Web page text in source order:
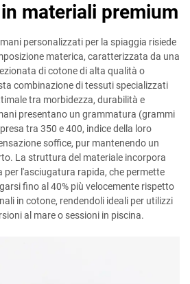
materiali premium
personalizzati per la spiaggia risiede
materica, caratterizzata da una
di cotone di alta qualità o
combinazione di tessuti specializzati
tra morbidezza, durabilità e
presentano un grammatura (grammi
tra 350 e 400, indice della loro
soffice, pur mantenendo un
La struttura del materiale incorpora
per l'asciugatura rapida, che permette
fino al 40% più velocemente rispetto
in cotone, rendendoli ideali per utilizzi
al mare o sessioni in piscina.